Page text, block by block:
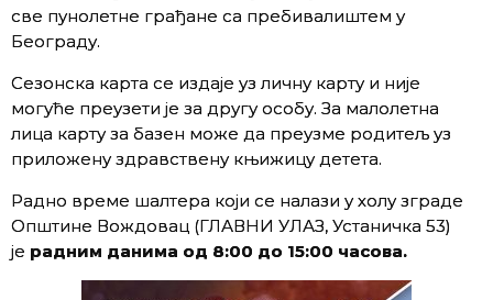
све пунолетне грађане са пребивалиштем у
Београду.
Сезонска карта се издаје уз личну карту и није
могуће преузети је за другу особу. За малолетна
лица карту за базен може да преузме родитељ уз
приложену здравствену књижицу детета.
Радно време шалтера који се налази у холу зграде
Општине Вождовац (ГЛАВНИ УЛАЗ, Устаничка 53)
је радним данима од 8:00 до 15:00 часова.